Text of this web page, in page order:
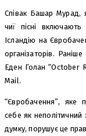
Співак Башар Мурад,
чиї пісні
Ісландію на
організаторів.
Еден Голан “October
Mail.
“Євробачення”, яке
себе як неполітичний
думку, порушує це